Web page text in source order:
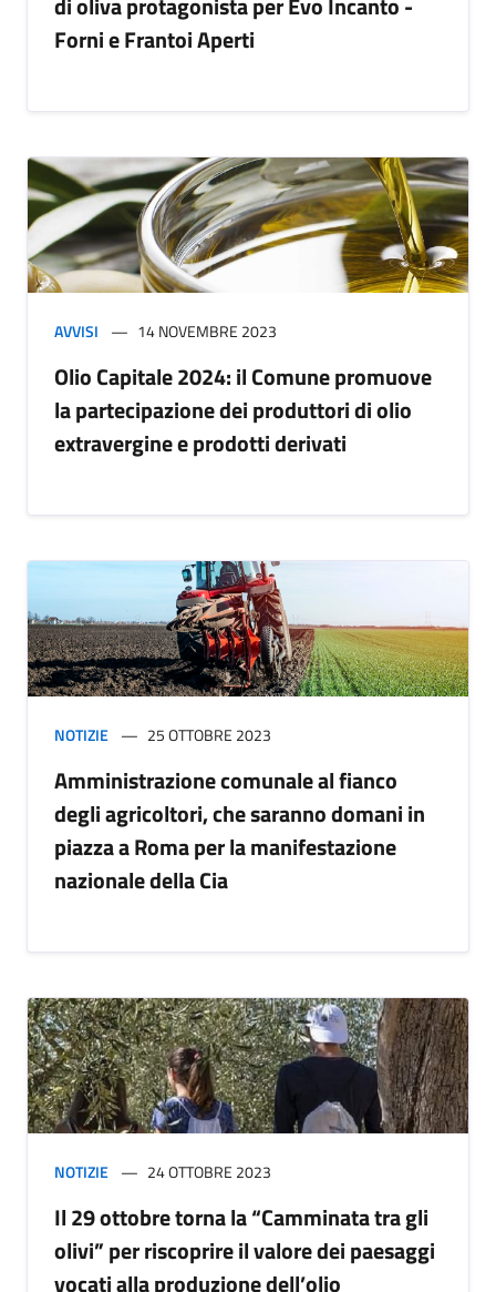
Forni e Frantoi Aperti
AVVISI 14 NOVEMBRE 2023
Olio Capitale 2024: il Comune promuove
la partecipazione dei produttori di olio
extravergine e prodotti derivati
NOTIZIE 25 OTTOBRE 2023
Amministrazione comunale al fianco
degli agricoltori, che saranno domani in
piazza a Roma per la manifestazione
nazionale della Cia
NOTIZIE 24 OTTOBRE 2023
Il 29 ottobre torna la “Camminata tra gli
olivi” per riscoprire il valore dei paesaggi
vocati alla produzione dell’olio